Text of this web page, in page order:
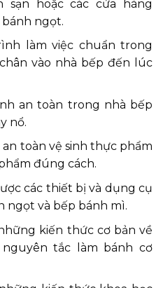
sạn hoặc các cửa hàng
ngọt.
làm việc chuẩn trong
vào nhà bếp đến lúc
an toàn trong nhà bếp
nổ.
toàn vệ sinh thực phẩm
đúng cách.
các thiết bị và dụng cụ
ngọt và bếp bánh mì.
kiến thức cơ bản về
tắc làm bánh cơ